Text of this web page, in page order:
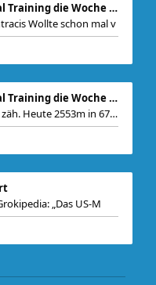
Re: Sub 3:20h mit 3-4 mal Training die Woche machb
Wollte schon mal v
Re: Sub 3:20h mit 3-4 mal Training die Woche machb
Schwimmen ohne Neo ist zäh. Heute 2553m in 67 Minu
„Das US-M